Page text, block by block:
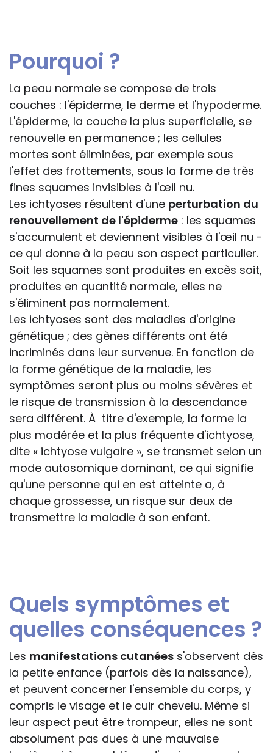
Pourquoi ?
La peau normale se compose de trois
couches : l'épiderme, le derme et l'hypoderme.
L'épiderme, la couche la plus superficielle, se
renouvelle en permanence ; les cellules
mortes sont éliminées, par exemple sous
l'effet des frottements, sous la forme de très
fines squames invisibles à l'œil nu.
Les ichtyoses résultent d'une perturbation du
renouvellement de l'épiderme : les squames
s'accumulent et deviennent visibles à l'œil nu -
ce qui donne à la peau son aspect particulier.
Soit les squames sont produites en excès soit,
produites en quantité normale, elles ne
s'éliminent pas normalement.
Les ichtyoses sont des maladies d'origine
génétique ; des gènes différents ont été
incriminés dans leur survenue. En fonction de
la forme génétique de la maladie, les
symptômes seront plus ou moins sévères et
le risque de transmission à la descendance
sera différent. À titre d'exemple, la forme la
plus modérée et la plus fréquente d'ichtyose,
dite « ichtyose vulgaire », se transmet selon un
mode autosomique dominant, ce qui signifie
qu'une personne qui en est atteinte a, à
chaque grossesse, un risque sur deux de
transmettre la maladie à son enfant.
Quels symptômes et
quelles conséquences ?
Les manifestations cutanées s'observent dès
la petite enfance (parfois dès la naissance),
et peuvent concerner l'ensemble du corps, y
compris le visage et le cuir chevelu. Même si
leur aspect peut être trompeur, elles ne sont
absolument pas dues à une mauvaise